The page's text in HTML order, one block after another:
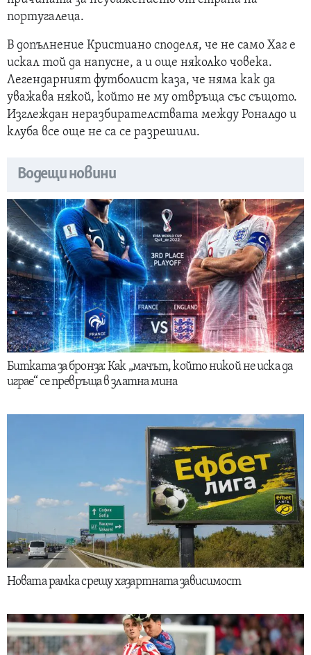
португалеца.
В допълнение Кристиано споделя, че не само Хаг е
искал той да напусне, а и още няколко човека.
Легендарният футболист каза, че няма как да
уважава някой, който не му отвръща със същото.
Изглеждан неразбирателствата между Роналдо и
клуба все още не са се разрешили.
Водещи новини
Битката за бронза: Как „мачът, който никой не иска да
играе“ се превръща в златна мина
Новата рамка срещу хазартната зависимост